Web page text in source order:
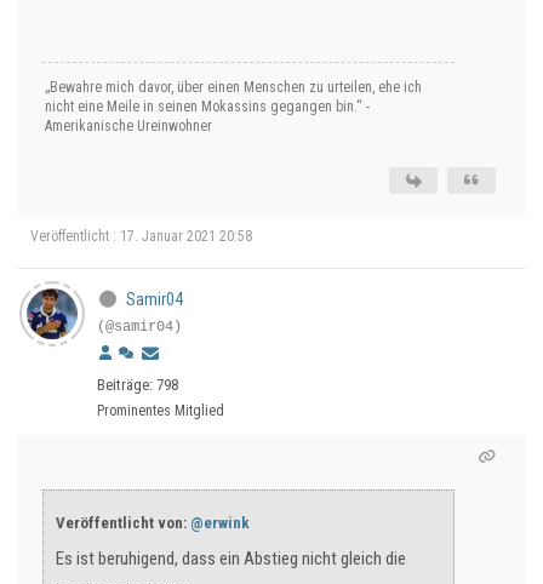
„Bewahre mich davor, über einen Menschen zu urteilen, ehe ich
nicht eine Meile in seinen Mokassins gegangen bin.“ -
Amerikanische Ureinwohner
Veröffentlicht : 17. Januar 2021 20:58
Samir04
(@samir04)
Beiträge: 798
Prominentes Mitglied
Veröffentlicht von: @erwink
Es ist beruhigend, dass ein Abstieg nicht gleich die